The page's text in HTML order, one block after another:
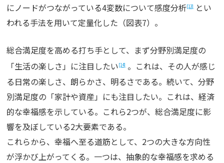
にノードがつながっている4変数について感度分析[13]とい
われる手法を用いて定量化した（図表7）。
総合満足度を高める打ち手として、まず分野別満足度の
「生活の楽しさ」に注目したい[14]。これは、その人が感じ
る日常の楽しさ、朗らかさ、明るさである。続いて、分野
別満足度の「家計や資産」にも注目したい。これは、経済
的な幸福感を示している。これら2つが、総合満足度に影
響を及ぼしている2大要素である。
これらから、幸福へ至る道筋として、2つの大きな方向性
が浮かび上がってくる。一つは、抽象的な幸福感を求める